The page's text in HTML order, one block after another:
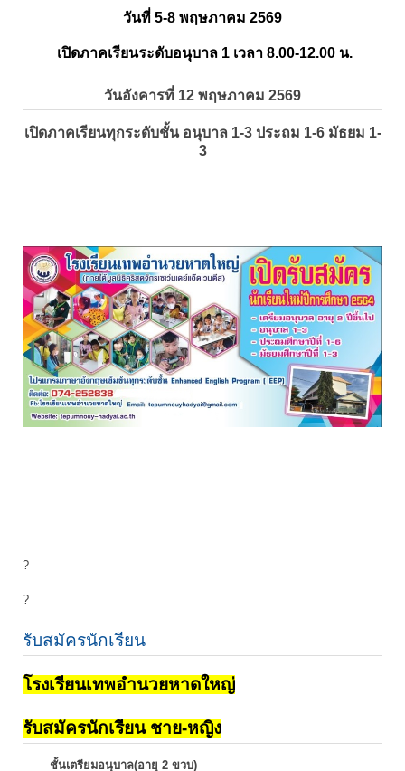
วันที่ 5-8 พฤษภาคม 2569
เปิดภาคเรียนระดับอนุบาล 1 เวลา 8.00-12.00 น.
วันอังคารที่ 12 พฤษภาคม 2569
เปิดภาคเรียนทุกระดับชั้น อนุบาล 1-3 ประถม 1-6 มัธยม 1-
3
?
?
รับสมัครนักเรียน
โรงเรียนเทพอำนวยหาดใหญ่
รับสมัครนักเรียน ชาย-หญิง
ชั้นเตรียมอนุบาล(อายุ 2 ขวบ)